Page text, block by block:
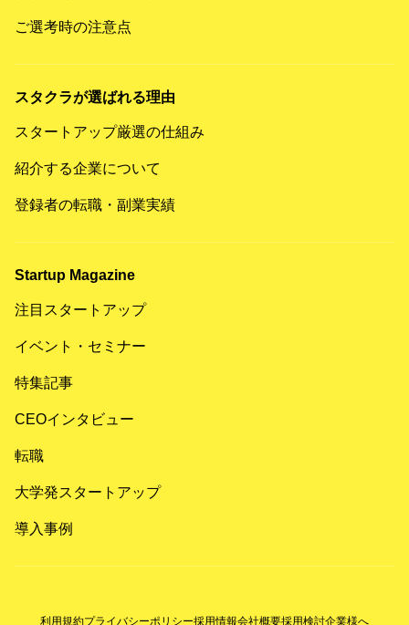
ご選考時の注意点
スタクラが選ばれる理由
スタートアップ厳選の仕組み
紹介する企業について
登録者の転職・副業実績
Startup Magazine
注目スタートアップ
イベント・セミナー
特集記事
CEOインタビュー
転職
大学発スタートアップ
導入事例
利用規約プライバシーポリシー採用情報会社概要採用検討企業様へ